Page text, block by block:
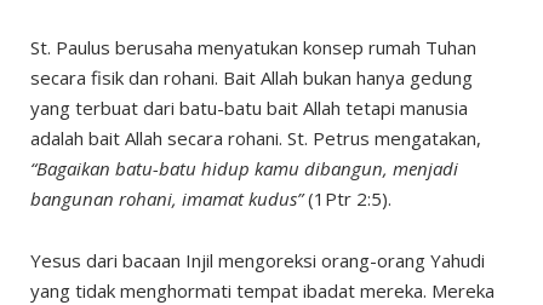
St. Paulus berusaha menyatukan konsep rumah Tuhan
secara fisik dan rohani. Bait Allah bukan hanya gedung
yang terbuat dari batu-batu bait Allah tetapi manusia
adalah bait Allah secara rohani. St. Petrus mengatakan,
“Bagaikan batu-batu hidup kamu dibangun, menjadi
bangunan rohani, imamat kudus”(1Ptr 2:5).
Yesus dari bacaan Injil mengoreksi orang-orang Yahudi
yang tidak menghormati tempat ibadat mereka. Mereka